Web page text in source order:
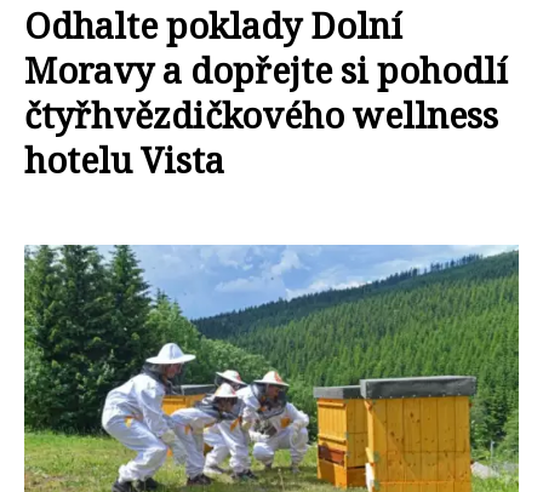
Odhalte poklady Dolní
Moravy a dopřejte si pohodlí
čtyřhvězdičkového wellness
hotelu Vista